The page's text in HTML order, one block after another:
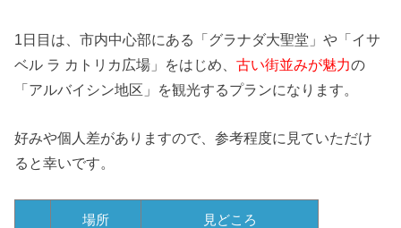
1日目は、市内中心部にある「グラナダ大聖堂」や「イサ
ベル ラ カトリカ広場」をはじめ、古い街並みが魅力の
「アルバイシン地区」を観光するプランになります。
好みや個人差がありますので、参考程度に見ていただけ
ると幸いです。
場所 見どころ